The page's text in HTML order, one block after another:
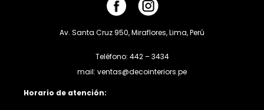
Av. Santa Cruz 950, Miraflores, Lima, Perú
Teléfono: 442 – 3434
mail: ventas@decointeriors.pe
Horario de atención: